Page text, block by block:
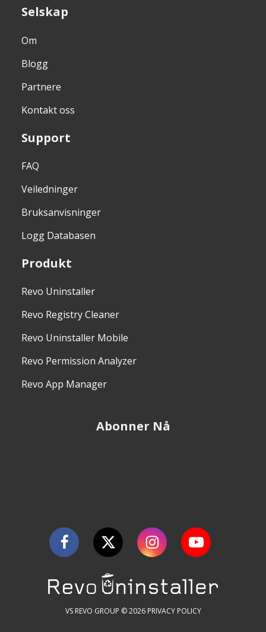
Selskap
Om
Blogg
Partnere
Kontakt oss
Support
FAQ
Veiledninger
Bruksanvisninger
Logg Databasen
Produkt
Revo Uninstaller
Revo Registry Cleaner
Revo Uninstaller Mobile
Revo Permission Analyzer
Revo App Manager
Abonner Nå
VS REVO GROUP © 2026 PRIVACY POLICY